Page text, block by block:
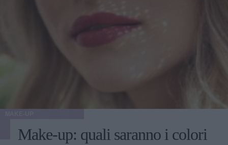
Make-up: quali saranno i colori